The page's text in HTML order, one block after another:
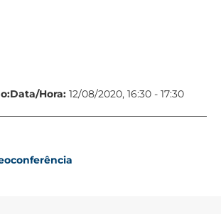
Data/Hora: 12/08/2020, 16:30 - 17:30